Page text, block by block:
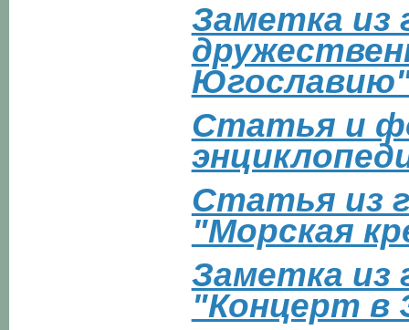
Заметка
Статья и
Статья из
"Морская
Заметка
"Концерт в